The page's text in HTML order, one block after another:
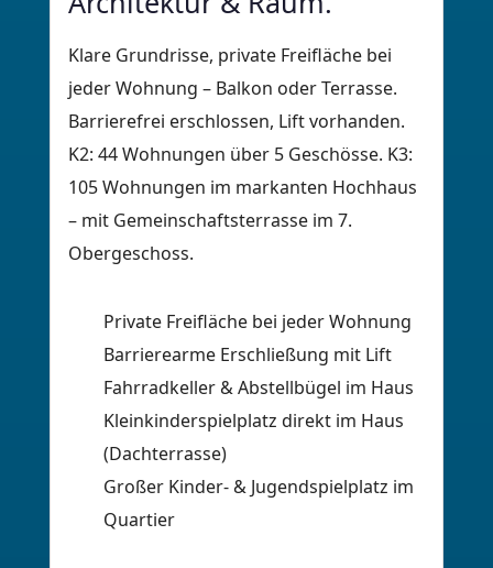
Klare Grundrisse, private Freifläche bei
jeder Wohnung – Balkon oder Terrasse.
Barrierefrei erschlossen, Lift vorhanden.
K2: 44 Wohnungen über 5 Geschösse. K3:
105 Wohnungen im markanten Hochhaus
– mit Gemeinschaftsterrasse im 7.
Obergeschoss.
Private Freifläche bei jeder Wohnung
Barrierearme Erschließung mit Lift
Fahrradkeller & Abstellbügel im Haus
Kleinkinderspielplatz direkt im Haus
(Dachterrasse)
Großer Kinder- & Jugendspielplatz im
Quartier